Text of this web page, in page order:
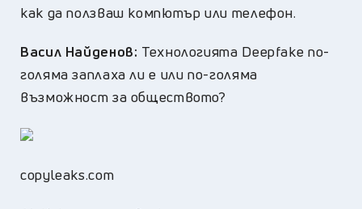
как да ползваш компютър или телефон.
Васил Найденов: Технологията Deepfake по-
голяма заплаха ли е или по-голяма
възможност за обществото?
copyleaks.com